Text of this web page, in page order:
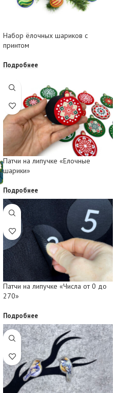
Набор ёлочных шариков с
принтом
Подробнее
Патчи на липучке «Елочные
шарики»
Подробнее
Патчи на липучке «Числа от 0 до
270»
Подробнее